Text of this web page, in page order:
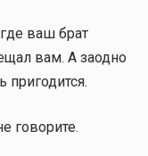
ваш брат
вам. А заодно
пригодится.
говорите.